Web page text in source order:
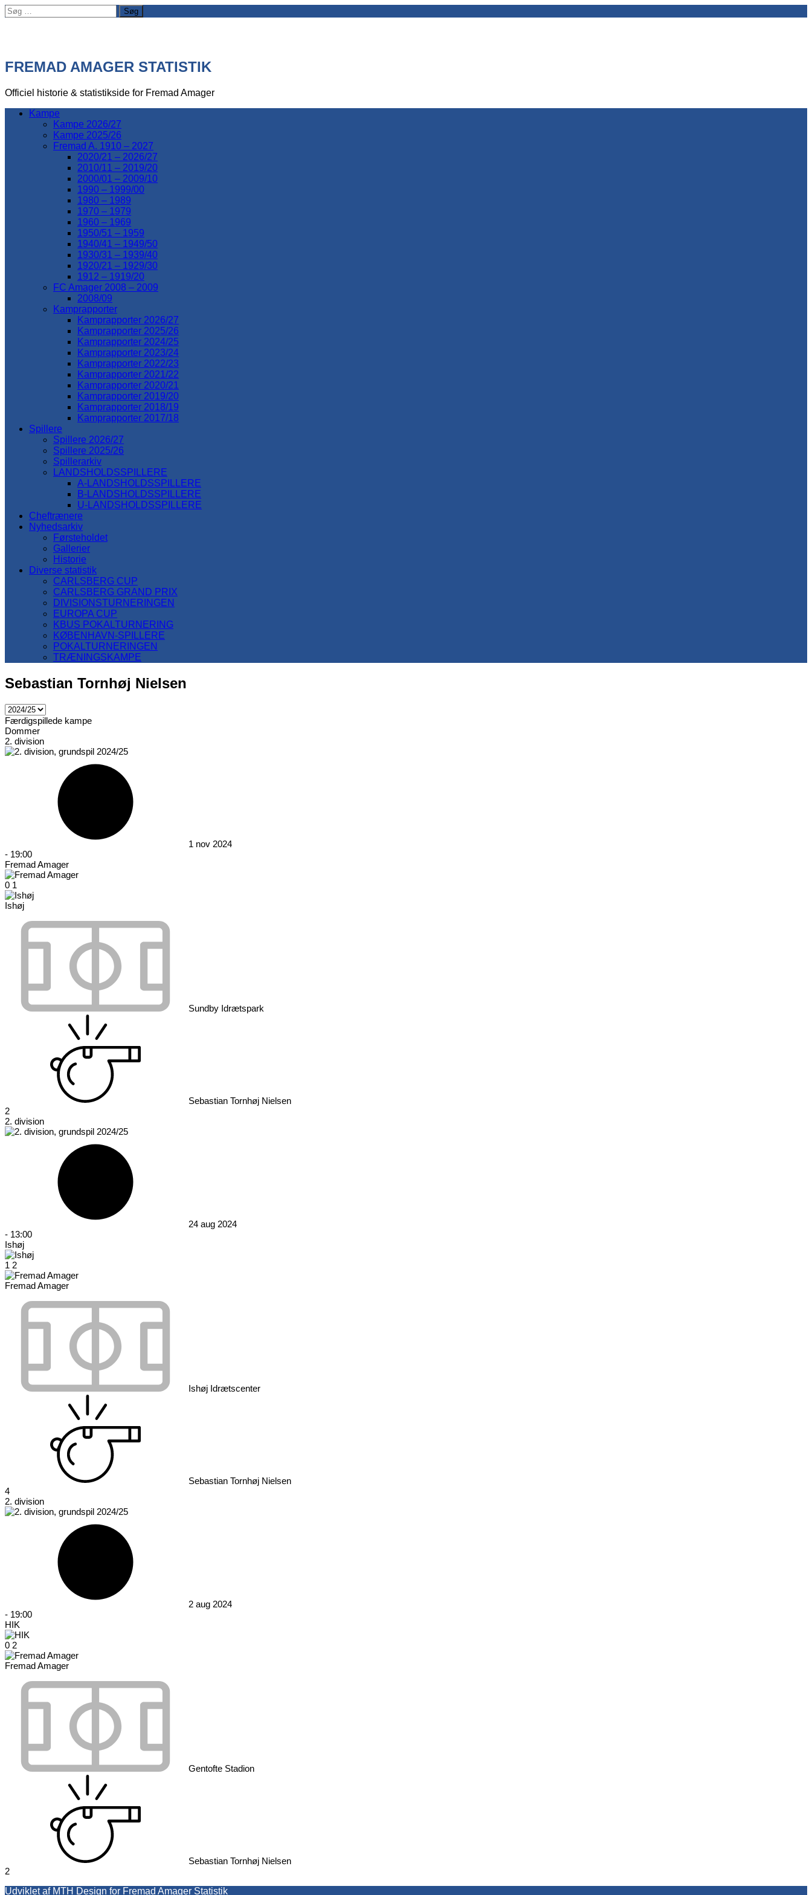
Søg
efter:
FREMAD AMAGER STATISTIK
Officiel historie & statistikside for Fremad Amager
Kampe
Kampe 2026/27
Kampe 2025/26
Fremad A. 1910 – 2027
2020/21 – 2026/27
2010/11 – 2019/20
2000/01 – 2009/10
1990 – 1999/00
1980 – 1989
1970 – 1979
1960 – 1969
1950/51 – 1959
1940/41 – 1949/50
1930/31 – 1939/40
1920/21 – 1929/30
1912 – 1919/20
FC Amager 2008 – 2009
2008/09
Kamprapporter
Kamprapporter 2026/27
Kamprapporter 2025/26
Kamprapporter 2024/25
Kamprapporter 2023/24
Kamprapporter 2022/23
Kamprapporter 2021/22
Kamprapporter 2020/21
Kamprapporter 2019/20
Kamprapporter 2018/19
Kamprapporter 2017/18
Spillere
Spillere 2026/27
Spillere 2025/26
Spillerarkiv
LANDSHOLDSSPILLERE
A-LANDSHOLDSSPILLERE
B-LANDSHOLDSSPILLERE
U-LANDSHOLDSSPILLERE
Cheftrænere
Nyhedsarkiv
Førsteholdet
Gallerier
Historie
Diverse statistik
CARLSBERG CUP
CARLSBERG GRAND PRIX
DIVISIONSTURNERINGEN
EUROPA CUP
KBUS POKALTURNERING
KØBENHAVN-SPILLERE
POKALTURNERINGEN
TRÆNINGSKAMPE
Sebastian Tornhøj Nielsen
Færdigspillede kampe
Dommer
2. division
1 nov 2024
- 19:00
Fremad Amager
0 1
Ishøj
Sundby Idrætspark
Sebastian Tornhøj Nielsen
2
2. division
24 aug 2024
- 13:00
Ishøj
1 2
Fremad Amager
Ishøj Idrætscenter
Sebastian Tornhøj Nielsen
4
2. division
2 aug 2024
- 19:00
HIK
0 2
Fremad Amager
Gentofte Stadion
Sebastian Tornhøj Nielsen
2
Udviklet af MTH Design for Fremad Amager Statistik